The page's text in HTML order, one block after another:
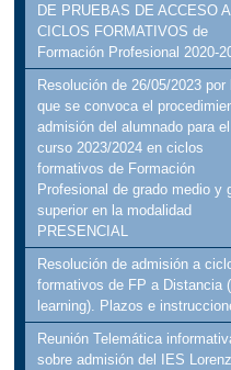
DE PRUEBAS DE ACCESO A
CICLOS FORMATIVOS de
Formación Profesional 2020-
Resolución de 26/05/2023 por
que se convoca el
admisión del alumnado para el
curso 2023/2024 en ciclos
formativos de Formación
Profesional de grado medio y
superior en la modalidad
PRESENCIAL
Resolución de admisión a
formativos de FP a Distancia
learning). Plazos e
Reunión Telemática
sobre admisión del IES